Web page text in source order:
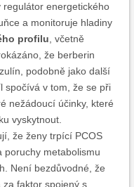
energetického
a monitoruje hladiny
profilu , včetně
že berberin
podobně jako další
spočívá v tom, že se při
nežádoucí účinky, které
vyskytnout.
že ženy trpící PCOS
poruchy metabolismu
Není bezdůvodné, že
faktor spojený s